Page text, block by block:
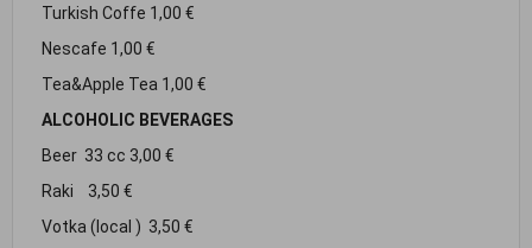
Turkish Coffe 1,00 €
Nescafe 1,00 €
Tea&Apple Tea 1,00 €
ALCOHOLIC BEVERAGES
Beer 33 cc 3,00 €
Raki 3,50 €
Votka (local ) 3,50 €